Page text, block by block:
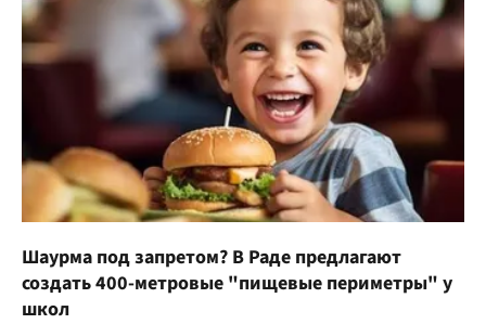
Шаурма под запретом? В Раде предлагают
создать 400-метровые "пищевые периметры" у
школ